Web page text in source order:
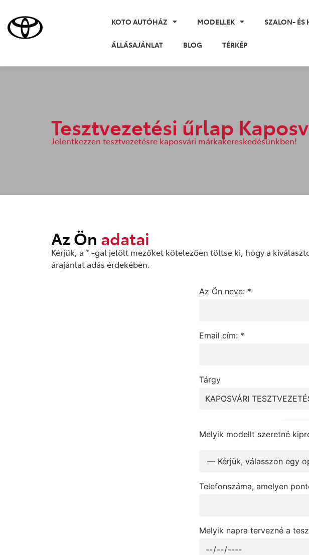
KOTO AUTÓHÁZ MODELLEK SZALON- ÉS
ÁLLÁSAJÁNLAT BLOG TÉRKÉP
Tesztvezetési űrlap
Jelentkezzen tesztvezetésre kaposvári márkakereskedésünkben!
Az Ön adatai
Kérjük, a * -gal jelölt mezőket kötelezően töltse ki, hogy a
árajánlat adás érdekében.
Az Ön neve: *
Email cím: *
Tárgy
Melyik modellt szeretné
Telefonszáma, amelyen
Melyik napra tervezné a